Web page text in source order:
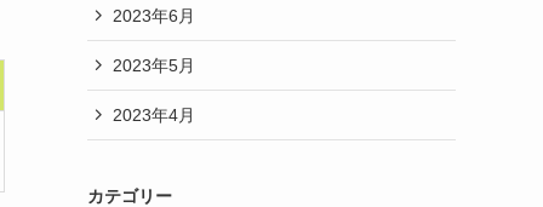
2023年6月
2023年5月
2023年4月
カテゴリー